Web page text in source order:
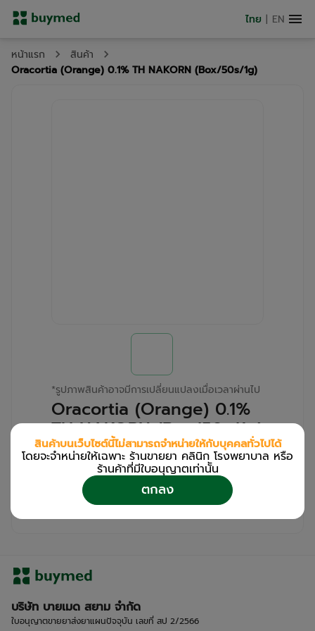
ไทย | EN
หน้าแรก
สินค้า
Oracortia (Orange) 0.1% TH NAKORN (Box/50s/1g)
*รูปภาพสินค้าอาจมีการเปลี่ยนแปลงเมื่อเวลาผ่านไป
Oracortia (Orange) 0.1%
TH NAKORN (Box/50s/1g)
สำหรับลูกค้าเฉพาะร้านขายยา คลินิก และโรง
เข้าสู่ระบบ
ลงทะเบียน
เพื่อดูรายละเอียดเพิ่มเติม
บริษัท บายเมด สยาม จำกัด
ใบอนุญาตขายยาส่งยาแผนปัจจุบัน เลขที่ สป 2/2566
สินค้าบนเว็บไซต์นี้ไม่สามารถจำหน่ายให้กับบุคคลทั่วไปได้
โดยจะจำหน่ายให้เฉพาะ ร้านขายยา คลินิก โรงพยาบาล หรือ
ร้านค้าที่มีใบอนุญาตเท่านััน
ตกลง